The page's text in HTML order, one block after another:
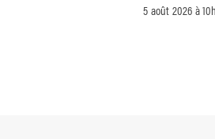
5 août 2026 à